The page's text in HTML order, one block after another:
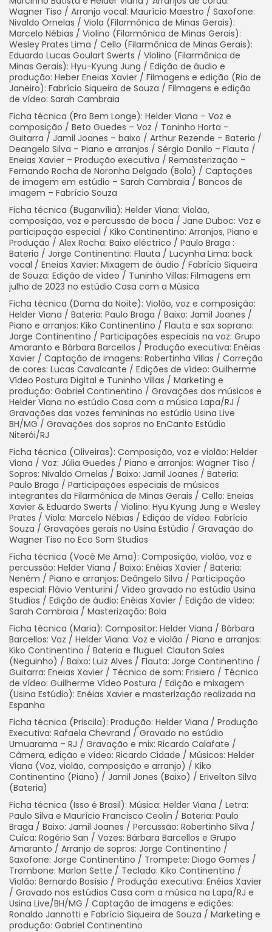
Wagner Tiso / Arranjo vocal: Maurício Maestro / Saxofone:
Nivaldo Ornelas / Viola (Filarmônica de Minas Gerais):
Marcelo Nébias / Violino (Filarmônica de Minas Gerais):
Wesley Prates Lima / Cello (Filarmônica de Minas Gerais):
Eduardo Lucas Goulart Swerts / Violino (Filarmônica de
Minas Gerais): Hyu-Kyung Jung / Edição de áudio e
produção: Heber Eneias Xavier / Filmagens e edição (Rio de
Janeiro): Fabrício Siqueira de Souza / Filmagens e edição
de vídeo: Sarah Cambraia
Ficha técnica (Pra Bem Longe): Helder Viana – Voz e
composição / Beto Guedes – Voz / Toninho Horta –
Guitarra / Jamil Joanes – baixo / Arthur Rezende – Bateria /
Deangelo Silva – Piano e arranjos / Sérgio Danilo – Flauta /
Eneias Xavier – Produção executiva / Remasterização –
Fernando Rocha de Noronha Delgado (Bola) / Captações
de imagem em estúdio – Sarah Cambraia / Bancos de
imagem – Fabrício Souza
Ficha técnica (Buganvília): Helder Viana: Violão,
composição, voz e percussão de boca / Jane Duboc: Voz e
participação especial / Kiko Continentino: Arranjos, Piano e
Produção / Alex Rocha: Baixo eléctrico / Paulo Braga :
Bateria / Jorge Continentino: Flauta / Lucynha Lima: back
vocal / Eneias Xavier: Mixagem de áudio / Fabrício Siqueira
de Souza: Edição de vídeo / Tuninho Villas: Filmagens em
julho de 2023 no estúdio Casa com a Música
Ficha técnica (Dama da Noite): Violão, voz e composição:
Helder Viana / Bateria: Paulo Braga / Baixo: Jamil Joanes /
Piano e arranjos: Kiko Continentino / Flauta e sax soprano:
Jorge Continentino / Participações especiais na voz: Grupo
Amaranto e Bárbara Barcellos / Produção executiva: Enéias
Xavier / Captação de imagens: Robertinha Villas / Correção
de cores: Lucas Cavalcante / Edições de vídeo: Guilherme
Vídeo Postura Digital e Tuninho Villas / Marketing e
produção: Gabriel Continentino / Gravações dos músicos e
Helder Viana no estúdio Casa com a música Lapa/RJ /
Gravações das vozes femininas no estúdio Usina Live
BH/MG / Gravações dos sopros no EnCanto Estúdio
Niterói/RJ
Ficha técnica (Oliveiras): Composição, voz e violão: Helder
Viana / Voz: Júlia Guedes / Piano e arranjos: Wagner Tiso /
Sopros: Nivaldo Ornelas / Baixo: Jamil Joanes / Bateria:
Paulo Braga / Participações especiais de músicos
integrantes da Filarmônica de Minas Gerais / Cello: Eneias
Xavier & Eduardo Swerts / Violino: Hyu Kyung Jung e Wesley
Prates / Viola: Marcelo Nébias / Edição de vídeo: Fabrício
Souza / Gravações gerais no Usina Estúdio / Gravação do
Wagner Tiso no Eco Som Studios
Ficha técnica (Você Me Ama): Composição, violão, voz e
percussão: Helder Viana / Baixo: Enéias Xavier / Bateria:
Neném / Piano e arranjos: Deângelo Silva / Participação
especial: Flávio Venturini / Vídeo gravado no estúdio Usina
Studios / Edição de áudio: Enéias Xavier / Edição de vídeo:
Sarah Cambraia / Masterização: Bola
Ficha técnica (Maria): Compositor: Helder Viana / Bárbara
Barcellos: Voz / Helder Viana: Voz e violão / Piano e arranjos:
Kiko Continentino / Bateria e fluguel: Clauton Sales
(Neguinho) / Baixo: Luiz Alves / Flauta: Jorge Continentino /
Guitarra: Eneias Xavier / Técnico de som: Frisiero / Técnico
de vídeo: Guilherme Vídeo Postura / Edição e mixagem
(Usina Estúdio): Enéias Xavier e masterização realizada na
Espanha
Ficha técnica (Priscila): Produção: Helder Viana / Produção
Executiva: Rafaela Chevrand / Gravado no estúdio
Umuarama – RJ / Gravação e mix: Ricardo Calafate /
Câmera, edição e vídeo: Ricardo Cidade / Músicos: Helder
Viana (Voz, violão, composição e arranjo) / Kiko
Continentino (Piano) / Jamil Jones (Baixo) / Erivelton Silva
(Bateria)
Ficha técnica (Isso é Brasil): Música: Helder Viana / Letra:
Paulo Silva e Maurício Francisco Ceolin / Bateria: Paulo
Braga / Baixo: Jamil Joanes / Percussão: Robertinho Silva /
Cuíca: Rogério San / Vozes: Bárbara Barcellos e Grupo
Amaranto / Arranjo de sopros: Jorge Continentino /
Saxofone: Jorge Continentino / Trompete: Diogo Gomes /
Trombone: Marlon Sette / Teclado: Kiko Continentino /
Violão: Bernardo Bosísio / Produção executiva: Enéias Xavier
/ Gravado nos estúdios Casa com a música na Lapa/RJ e
Usina Live/BH/MG / Captação de imagens e edições:
Ronaldo Jannotti e Fabrício Siqueira de Souza / Marketing e
produção: Gabriel Continentino